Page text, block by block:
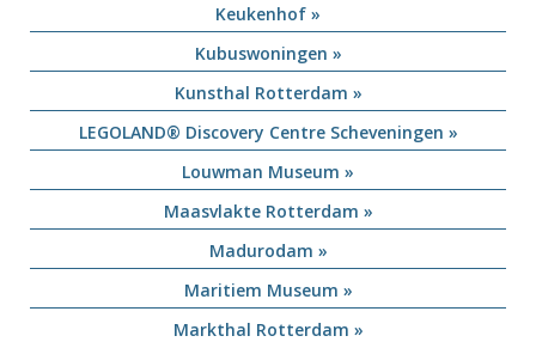
Keukenhof »
Kubuswoningen »
Kunsthal Rotterdam »
LEGOLAND® Discovery Centre Scheveningen »
Louwman Museum »
Maasvlakte Rotterdam »
Madurodam »
Maritiem Museum »
Markthal Rotterdam »